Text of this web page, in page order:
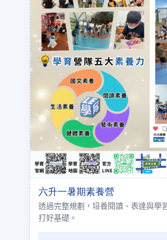
六升一暑期素養營
透過完整規劃，培養閱讀、表達與學
打好基礎。